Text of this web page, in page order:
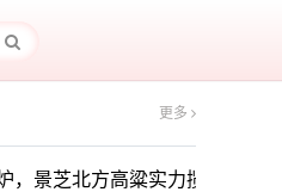
更多
，景芝北方高粱实力揽获中国